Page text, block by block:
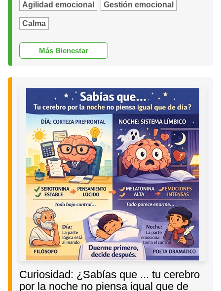
Agilidad emocional Gestión emocional
Calma
Más Bienestar
Curiosidad: ¿Sabías que ... tu cerebro
por la noche no piensa igual que de